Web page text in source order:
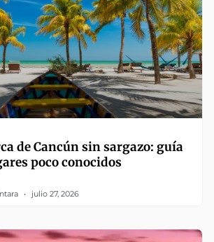
de Cancún sin sargazo: guía
poco conocidos
julio 27, 2026